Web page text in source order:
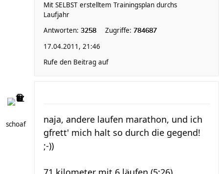
Mit SELBST erstelltem Trainingsplan durchs
Laufjahr
Antworten: 3258 Zugriffe: 784687
17.04.2011, 21:46
Rufe den Beitrag auf
schoaf
naja, andere laufen marathon, und ich
gfrett' mich halt so durch die gegend!
;-))